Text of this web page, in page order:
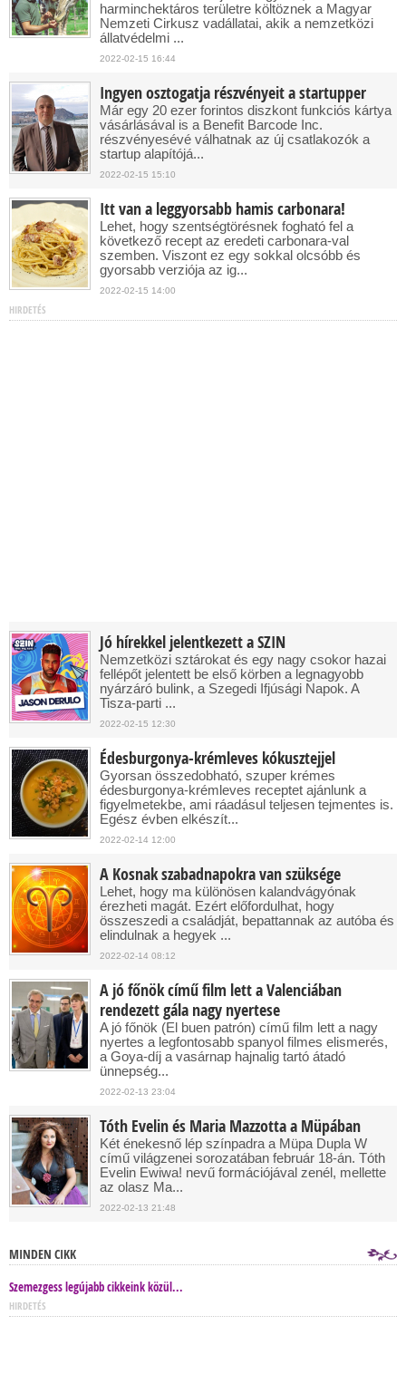
harminchektáros területre költöznek a Magyar
Nemzeti Cirkusz vadállatai, akik a nemzetközi
állatvédelmi ...
2022-02-15 16:44
Ingyen osztogatja részvényeit a startupper
Már egy 20 ezer forintos diszkont funkciós kártya
vásárlásával is a Benefit Barcode Inc.
részvényesévé válhatnak az új csatlakozók a
startup alapítójá...
2022-02-15 15:10
Itt van a leggyorsabb hamis carbonara!
Lehet, hogy szentségtörésnek fogható fel a
következő recept az eredeti carbonara-val
szemben. Viszont ez egy sokkal olcsóbb és
gyorsabb verziója az ig...
2022-02-15 14:00
HIRDETÉS
Jó hírekkel jelentkezett a SZIN
Nemzetközi sztárokat és egy nagy csokor hazai
fellépőt jelentett be első körben a legnagyobb
nyárzáró bulink, a Szegedi Ifjúsági Napok. A
Tisza-parti ...
2022-02-15 12:30
Édesburgonya-krémleves kókusztejjel
Gyorsan összedobható, szuper krémes
édesburgonya-krémleves receptet ajánlunk a
figyelmetekbe, ami ráadásul teljesen tejmentes is.
Egész évben elkészít...
2022-02-14 12:00
A Kosnak szabadnapokra van szüksége
Lehet, hogy ma különösen kalandvágyónak
érezheti magát. Ezért előfordulhat, hogy
összeszedi a családját, bepattannak az autóba és
elindulnak a hegyek ...
2022-02-14 08:12
A jó főnök című film lett a Valenciában
rendezett gála nagy nyertese
A jó főnök (El buen patrón) című film lett a nagy
nyertes a legfontosabb spanyol filmes elismerés,
a Goya-díj a vasárnap hajnalig tartó átadó
ünnepség...
2022-02-13 23:04
Tóth Evelin és Maria Mazzotta a Müpában
Két énekesnő lép színpadra a Müpa Dupla W
című világzenei sorozatában február 18-án. Tóth
Evelin Ewiwa! nevű formációjával zenél, mellette
az olasz Ma...
2022-02-13 21:48
MINDEN CIKK
Szemezgess legújabb cikkeink közül...
HIRDETÉS